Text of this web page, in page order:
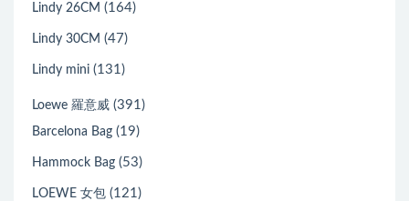
Lindy 26CM (164)
Lindy 30CM (47)
Lindy mini (131)
Loewe 羅意威 (391)
Barcelona Bag (19)
Hammock Bag (53)
LOEWE 女包 (121)